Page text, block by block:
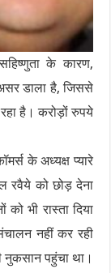
के कारण,
डाला है, जिससे
रहा है। करोड़ों रुपये
के अध्यक्ष प्यारे
रवैये को छोड़ देना
भी रास्ता दिया
नहीं कर रही
नुकसान पहुंचा था।